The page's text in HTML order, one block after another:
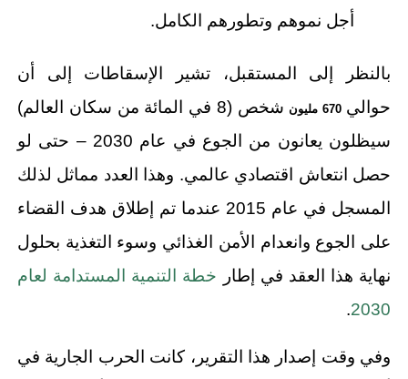
أجل نموهم وتطورهم الكامل.
بالنظر إلى المستقبل، تشير الإسقاطات إلى أن
حوالي
شخص (8 في المائة من سكان العالم)
سيظلون يعانون من الجوع في عام 2030 – حتى لو
حصل انتعاش اقتصادي عالمي. وهذا العدد مماثل لذلك
المسجل في عام 2015 عندما تم إطلاق هدف القضاء
على الجوع وانعدام الأمن الغذائي وسوء التغذية بحلول
نهاية هذا العقد في إطار خطة التنمية المستدامة لعام
2030
.
وفي وقت إصدار هذا التقرير، كانت الحرب الجارية في